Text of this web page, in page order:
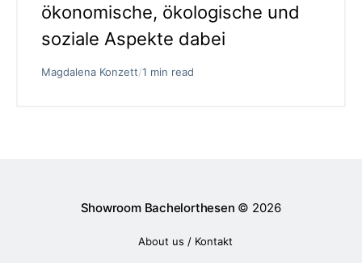
ökonomische, ökologische und
soziale Aspekte dabei
Magdalena Konzett/1 min read
Showroom Bachelorthesen © 2026
About us / Kontakt